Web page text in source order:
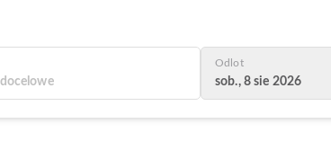
Odlot
sob., 8 sie 2026